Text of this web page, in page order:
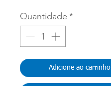
Quantidade *
Adicione ao carrinho